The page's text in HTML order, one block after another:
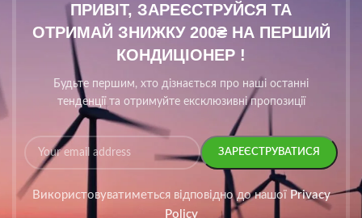
ПРИВІТ, ЗАРЕЄСТРУЙСЯ ТА
ОТРИМАЙ ЗНИЖКУ 200₴ НА ПЕРШИЙ
КОНДИЦІОНЕР !
Будьте першим, хто дізнається про наші останні
тенденції та отримуйте ексклюзивні пропозиції
Використовуватиметься відповідно до нашої Privacy
Policy